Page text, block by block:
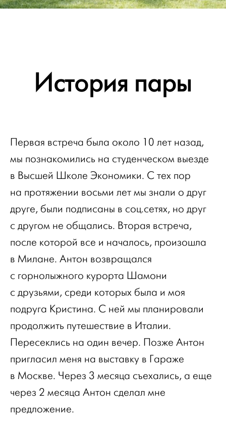
История пары
Первая встреча была около 10 лет назад,
мы познакомились на студенческом выезде
в Высшей Школе Экономики. С тех пор
на протяжении восьми лет мы знали о друг
друге, были подписаны в соц.сетях, но друг
с другом не общались. Вторая встреча,
после которой все и началось, произошла
в Милане. Антон возвращался
с горнолыжного курорта Шамони
с друзьями, среди которых была и моя
подруга Кристина. С ней мы планировали
продолжить путешествие в Италии.
Пересеклись на один вечер. Позже Антон
пригласил меня на выставку в Гараже
в Москве. Через 3 месяца съехались, а еще
через 2 месяца Антон сделал мне
предложение.